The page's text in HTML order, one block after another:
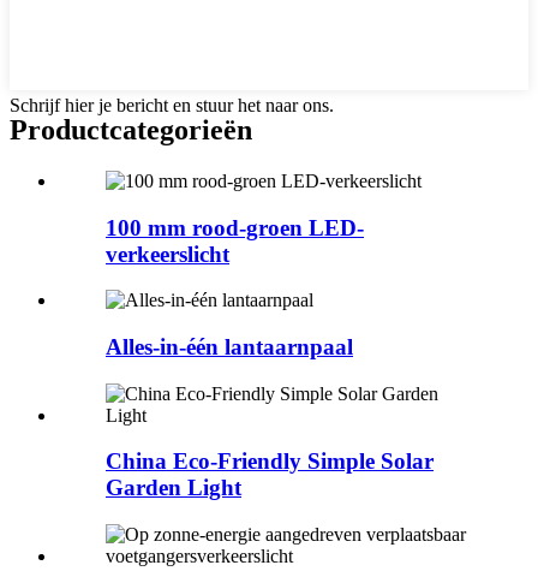
Schrijf hier je bericht en stuur het naar ons.
Productcategorieën
100 mm rood-groen LED-
verkeerslicht
Alles-in-één lantaarnpaal
China Eco-Friendly Simple Solar
Garden Light